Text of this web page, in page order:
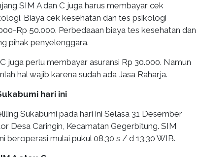
SIM A dan C juga harus membayar cek
Biaya cek kesehatan dan tes psikologi
Rp 50.000. Perbedaaan biaya tes kesehatan dan
pihak penyelenggara.
juga perlu membayar asuransi Rp 30.000. Namun
hal wajib karena sudah ada Jasa Raharja.
hari ini
Sukabumi pada hari ini Selasa 31 Desember
Desa Caringin, Kecamatan Gegerbitung. SIM
beroperasi mulai pukul 08.30 s / d 13.30 WIB.